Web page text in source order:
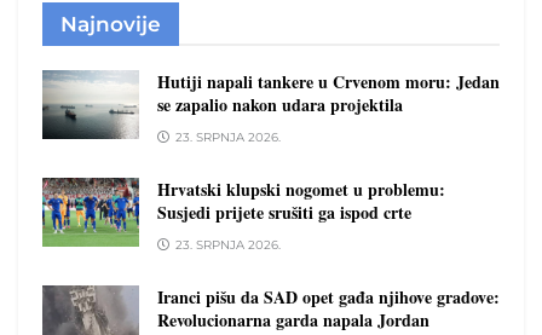
Najnovije
Hutiji napali tankere u Crvenom moru: Jedan
se zapalio nakon udara projektila
23. SRPNJA 2026.
Hrvatski klupski nogomet u problemu:
Susjedi prijete srušiti ga ispod crte
23. SRPNJA 2026.
Iranci pišu da SAD opet gađa njihove gradove:
Revolucionarna garda napala Jordan